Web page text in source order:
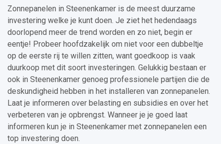
Zonnepanelen in Steenenkamer is de meest duurzame
investering welke je kunt doen. Je ziet het hedendaags
doorlopend meer de trend worden en zo niet, begin er
eentje! Probeer hoofdzakelijk om niet voor een dubbeltje
op de eerste rij te willen zitten, want goedkoop is vaak
duurkoop met dit soort investeringen. Gelukkig bestaan er
ook in Steenenkamer genoeg professionele partijen die de
deskundigheid hebben in het installeren van zonnepanelen.
Laat je informeren over belasting en subsidies en over het
verbeteren van je opbrengst. Wanneer je je goed laat
informeren kun je in Steenenkamer met zonnepanelen een
top investering doen.